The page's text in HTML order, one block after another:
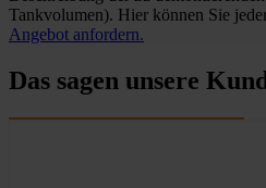
Tankvolumen). Hier können Sie
Angebot anfordern.
Das sagen unsere